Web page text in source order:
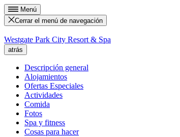
Menú
Cerrar el menú de navegación
Westgate Park City Resort & Spa
atrás
Descripción general
Alojamientos
Ofertas Especiales
Actividades
Comida
Fotos
Spa y fitness
Cosas para hacer